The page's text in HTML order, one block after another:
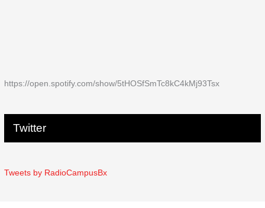
https://open.spotify.com/show/5tHOSfSmTc8kC4kMj93Tsx
Twitter
Tweets by RadioCampusBx